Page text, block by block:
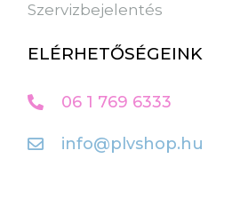
Szervizbejelentés
ELÉRHETŐSÉGEINK
06 1 769 6333
info@plvshop.hu